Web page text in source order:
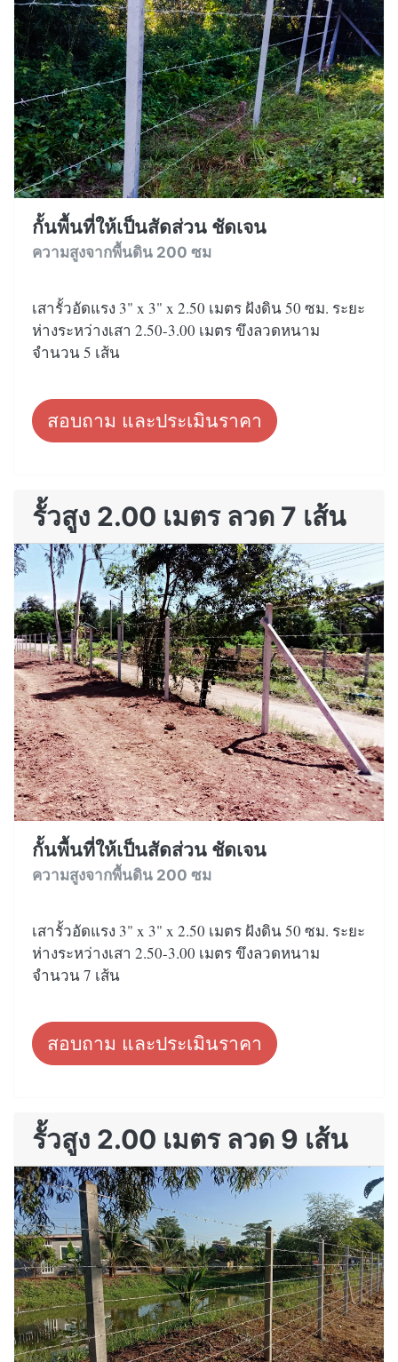
กั้นพื้นที่ให้เป็นสัดส่วน ชัดเจน
ความสูงจากพื้นดิน 200 ซม
เสารั้วอัดแรง 3" x 3" x 2.50 เมตร ฝังดิน 50 ซม. ระยะ
ห่างระหว่างเสา 2.50-3.00 เมตร ขึงลวดหนาม
จำนวน 5 เส้น
สอบถาม และประเมินราคา
รั้วสูง 2.00 เมตร ลวด 7 เส้น
กั้นพื้นที่ให้เป็นสัดส่วน ชัดเจน
ความสูงจากพื้นดิน 200 ซม
เสารั้วอัดแรง 3" x 3" x 2.50 เมตร ฝังดิน 50 ซม. ระยะ
ห่างระหว่างเสา 2.50-3.00 เมตร ขึงลวดหนาม
จำนวน 7 เส้น
สอบถาม และประเมินราคา
รั้วสูง 2.00 เมตร ลวด 9 เส้น